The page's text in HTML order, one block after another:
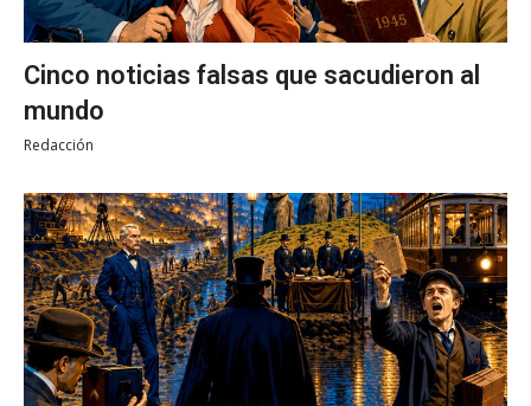
Cinco noticias falsas que sacudieron al
mundo
Redacción